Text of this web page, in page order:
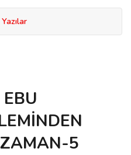
Yazılar
5